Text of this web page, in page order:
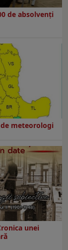
de absolvenţi
meteorologi
unei